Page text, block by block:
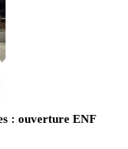
: ouverture ENF